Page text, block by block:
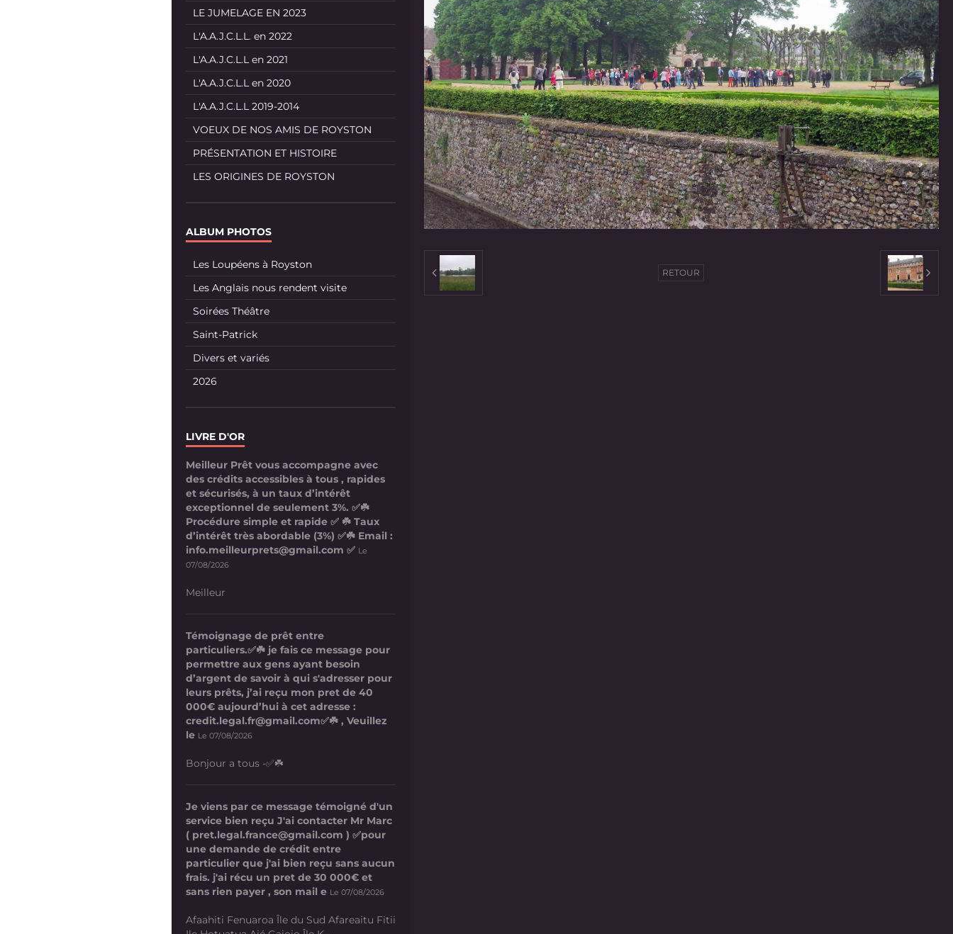
RETOUR
LE JUMELAGE EN 2023
L'A.A.J.C.L.L. en 2022
L'A.A.J.C.L.L en 2021
L'A.A.J.C.L.L en 2020
L'A.A.J.C.L.L 2019-2014
VOEUX DE NOS AMIS DE ROYSTON
PRÉSENTATION ET HISTOIRE
LES ORIGINES DE ROYSTON
ALBUM PHOTOS
Les Loupéens à Royston
Les Anglais nous rendent visite
Soirées Théâtre
Saint-Patrick
Divers et variés
2026
LIVRE D'OR
Meilleur Prêt vous accompagne avec
des crédits accessibles à tous , rapides
et sécurisés, à un taux d’intérêt
exceptionnel de seulement 3%. ✅☘️
Procédure simple et rapide ✅ ☘️ Taux
d’intérêt très abordable (3%) ✅☘️ Email :
info.meilleurprets@gmail.com ✅ Le
07/08/2026
Meilleur
Témoignage de prêt entre
particuliers.✅☘️ je fais ce message pour
permettre aux gens ayant besoin
d’argent de savoir à qui s'adresser pour
leurs prêts, j’ai reçu mon pret de 40
000€ aujourd’hui à cet adresse :
credit.legal.fr@gmail.com✅☘️ , Veuillez
le Le 07/08/2026
Bonjour a tous -✅☘️
Je viens par ce message témoigné d'un
service bien reçu J'ai contacter Mr Marc
( pret.legal.france@gmail.com ) ✅pour
une demande de crédit entre
particulier que j'ai bien reçu sans aucun
frais. j'ai récu un pret de 30 000€ et
sans rien payer , son mail e Le 07/08/2026
Afaahiti Fenuaroa Île du Sud Afareaitu Fitii